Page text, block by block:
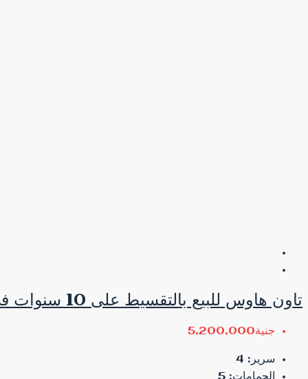
تاون هاوس للبيع بالتقسيط على 10 سنوات فى التجمع في قلب الجولدن سكوير .
جنية5,200,000
سرير: 4